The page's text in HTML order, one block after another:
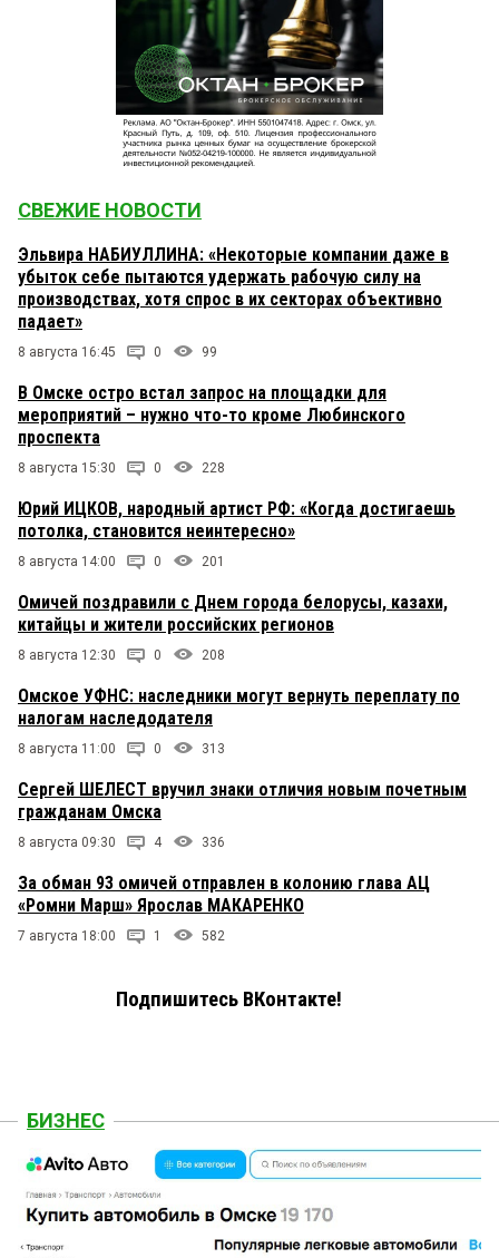
СВЕЖИЕ НОВОСТИ
Эльвира НАБИУЛЛИНА: «Некоторые компании даже в
убыток себе пытаются удержать рабочую силу на
производствах, хотя спрос в их секторах объективно
падает»
8 августа 16:45 0 99
В Омске остро встал запрос на площадки для
мероприятий – нужно что-то кроме Любинского
проспекта
8 августа 15:30 0 228
Юрий ИЦКОВ, народный артист РФ: «Когда достигаешь
потолка, становится неинтересно»
8 августа 14:00 0 201
Омичей поздравили с Днем города белорусы, казахи,
китайцы и жители российских регионов
8 августа 12:30 0 208
Омское УФНС: наследники могут вернуть переплату по
налогам наследодателя
8 августа 11:00 0 313
Сергей ШЕЛЕСТ вручил знаки отличия новым почетным
гражданам Омска
8 августа 09:30 4 336
За обман 93 омичей отправлен в колонию глава АЦ
«Ромни Марш» Ярослав МАКАРЕНКО
7 августа 18:00 1 582
Подпишитесь ВКонтакте!
БИЗНЕС